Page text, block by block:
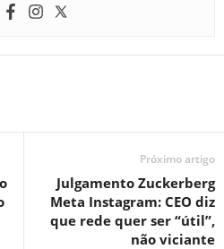
Próximo artigo
Julgamento Zuckerberg
Meta Instagram: CEO diz
que rede quer ser “útil”,
não viciante